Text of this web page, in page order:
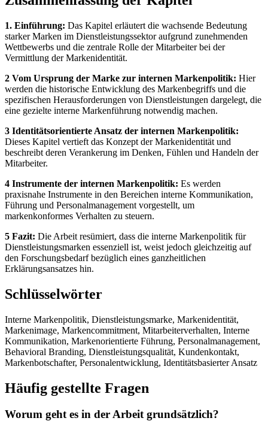
1. Einführung: Das Kapitel erläutert die wachsende Bedeutung
starker Marken im Dienstleistungssektor aufgrund zunehmenden
Wettbewerbs und die zentrale Rolle der Mitarbeiter bei der
Vermittlung der Markenidentität.
2 Vom Ursprung der Marke zur internen Markenpolitik: Hier
werden die historische Entwicklung des Markenbegriffs und die
spezifischen Herausforderungen von Dienstleistungen dargelegt, die
eine gezielte interne Markenführung notwendig machen.
3 Identitätsorientierte Ansatz der internen Markenpolitik:
Dieses Kapitel vertieft das Konzept der Markenidentität und
beschreibt deren Verankerung im Denken, Fühlen und Handeln der
Mitarbeiter.
4 Instrumente der internen Markenpolitik: Es werden
praxisnahe Instrumente in den Bereichen interne Kommunikation,
Führung und Personalmanagement vorgestellt, um
markenkonformes Verhalten zu steuern.
5 Fazit: Die Arbeit resümiert, dass die interne Markenpolitik für
Dienstleistungsmarken essenziell ist, weist jedoch gleichzeitig auf
den Forschungsbedarf bezüglich eines ganzheitlichen
Erklärungsansatzes hin.
Schlüsselwörter
Interne Markenpolitik, Dienstleistungsmarke, Markenidentität,
Markenimage, Markencommitment, Mitarbeiterverhalten, Interne
Kommunikation, Markenorientierte Führung, Personalmanagement,
Behavioral Branding, Dienstleistungsqualität, Kundenkontakt,
Markenbotschafter, Personalentwicklung, Identitätsbasierter Ansatz
Häufig gestellte Fragen
Worum geht es in der Arbeit grundsätzlich?